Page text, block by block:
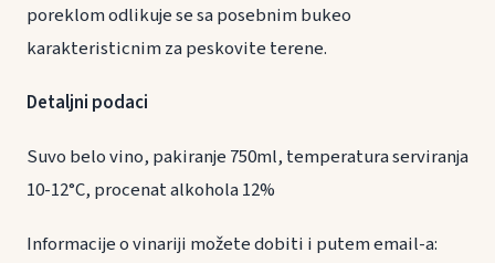
poreklom odlikuje se sa posebnim bukeo
karakteristicnim za peskovite terene.
Detaljni podaci
Suvo belo vino, pakiranje 750ml, temperatura serviranja
10-12°C, procenat alkohola 12%
Informacije o vinariji možete dobiti i putem email-a: